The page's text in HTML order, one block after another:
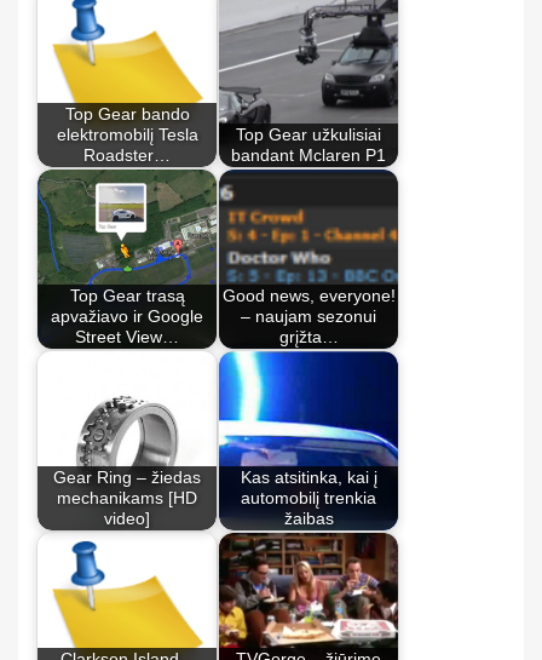
Top Gear bando
elektromobilį Tesla
Roadster…
Top Gear užkulisiai
bandant Mclaren P1
Top Gear trasą
apvažiavo ir Google
Street View…
Good news, everyone!
– naujam sezonui
grįžta…
Gear Ring – žiedas
mechanikams [HD
video]
Kas atsitinka, kai į
automobilį trenkia
žaibas